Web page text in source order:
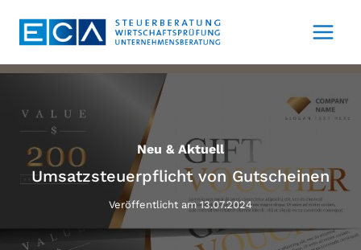
Inhalt
Neu & Aktuell
Umsatzsteuerpflicht von Gutscheinen
Veröffentlicht am 13.07.2024